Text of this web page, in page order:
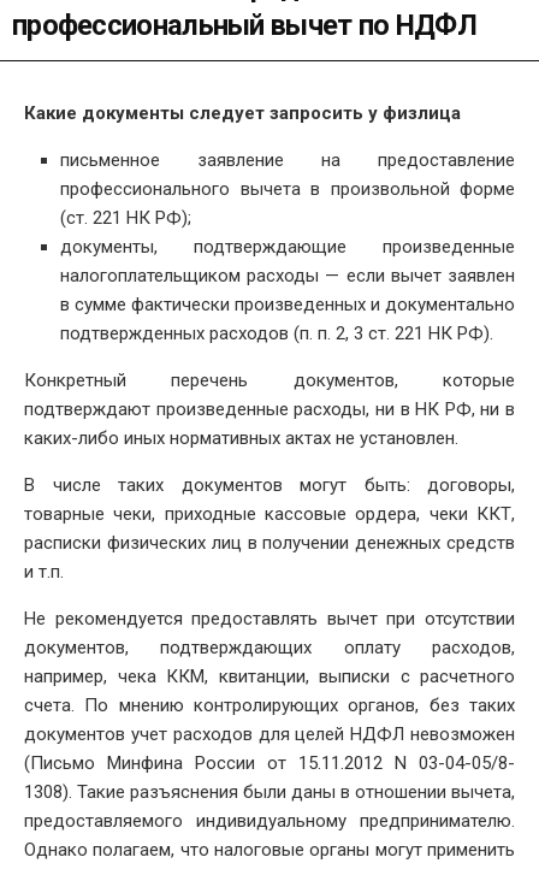
профессиональный вычет по НДФЛ
Какие документы следует запросить у физлица
письменное заявление на предоставление
профессионального вычета в произвольной форме
(ст. 221 НК РФ);
документы, подтверждающие произведенные
налогоплательщиком расходы — если вычет заявлен
в сумме фактически произведенных и документально
подтвержденных расходов (п. п. 2, 3 ст. 221 НК РФ).
Конкретный перечень документов, которые
подтверждают произведенные расходы, ни в НК РФ, ни в
каких-либо иных нормативных актах не установлен.
В числе таких документов могут быть: договоры,
товарные чеки, приходные кассовые ордера, чеки ККТ,
расписки физических лиц в получении денежных средств
и т.п.
Не рекомендуется предоставлять вычет при отсутствии
документов, подтверждающих оплату расходов,
например, чека ККМ, квитанции, выписки с расчетного
счета. По мнению контролирующих органов, без таких
документов учет расходов для целей НДФЛ невозможен
(Письмо Минфина России от 15.11.2012 N 03-04-05/8-
1308). Такие разъяснения были даны в отношении вычета,
предоставляемого индивидуальному предпринимателю.
Однако полагаем, что налоговые органы могут применить